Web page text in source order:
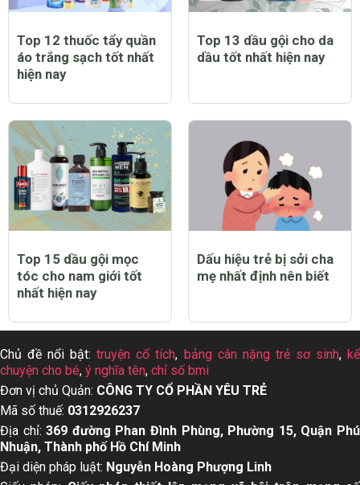
Top 12 thuốc tẩy quần
áo trắng sạch tốt nhất
hiện nay
Top 13 dầu gội cho da
dầu tốt nhất hiện nay
Top 15 dầu gội mọc
tóc cho nam giới tốt
nhất hiện nay
Dấu hiệu trẻ bị sởi cha
mẹ nhất định nên biết
Chủ đề nổi bật:truyện cổ tích, bảng cân nặng trẻ sơ sinh, kể
chuyện cho bé, ý nghĩa tên, chỉ số bmi
Đơn vị chủ Quản: CÔNG TY CỔ PHẦN YÊU TRẺ
Mã số thuế: 0312926237
Địa chỉ:369 đường Phan Đình Phùng, Phường 15, Quận Phú
Nhuận, Thành phố Hồ Chí Minh
Đại diện pháp luật: Nguyễn Hoàng Phượng Linh